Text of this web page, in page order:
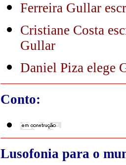
Ferreira Gullar
Cristiane Costa
Gullar
Daniel Piza elege
Conto:
Lusofonia para o